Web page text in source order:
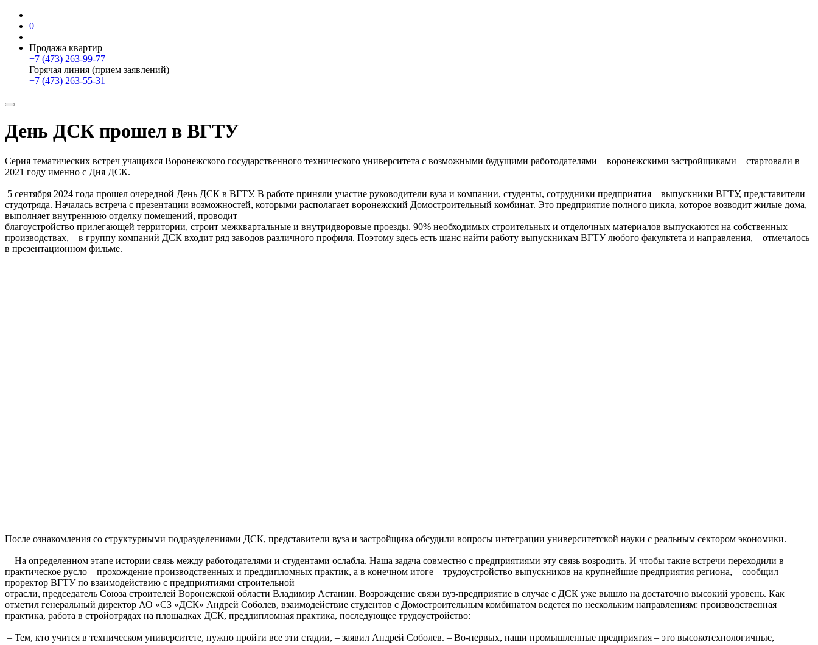
0
Продажа квартир
+7 (473) 263-99-77
Горячая линия (прием заявлений)
+7 (473) 263-55-31
День ДСК прошел в ВГТУ
Серия тематических встреч учащихся Воронежского государственного технического университета с возможными будущими работодателями – воронежскими застройщиками – стартовали в
2021 году именно с Дня ДСК.
5 сентября 2024 года прошел очередной День ДСК в ВГТУ. В работе приняли участие руководители вуза и компании, студенты, сотрудники предприятия – выпускники ВГТУ, представители
студотряда. Началась встреча с презентации возможностей, которыми располагает воронежский Домостроительный комбинат. Это предприятие полного цикла, которое возводит жилые дома,
выполняет внутреннюю отделку помещений, проводит
благоустройство прилегающей территории, строит межквартальные и внутридворовые проезды. 90% необходимых строительных и отделочных материалов выпускаются на собственных
производствах, – в группу компаний ДСК входит ряд заводов различного профиля. Поэтому здесь есть шанс найти работу выпускникам ВГТУ любого факультета и направления, – отмечалось
в презентационном фильме.
После ознакомления со структурными подразделениями ДСК, представители вуза и застройщика обсудили вопросы интеграции университетской науки с реальным сектором экономики.
– На определенном этапе истории связь между работодателями и студентами ослабла. Наша задача совместно с предприятиями эту связь возродить. И чтобы такие встречи переходили в
практическое русло – прохождение производственных и преддипломных практик, а в конечном итоге – трудоустройство выпускников на крупнейшие предприятия региона, – сообщил
проректор ВГТУ по взаимодействию с предприятиями строительной
отрасли, председатель Союза строителей Воронежской области Владимир Астанин. Возрождение связи вуз-предприятие в случае с ДСК уже вышло на достаточно высокий уровень. Как
отметил генеральный директор АО «СЗ «ДСК» Андрей Соболев, взаимодействие студентов с Домостроительным комбинатом ведется по нескольким направлениям: производственная
практика, работа в стройотрядах на площадках ДСК, преддипломная практика, последующее трудоустройство:
– Тем, кто учится в техническом университете, нужно пройти все эти стадии, – заявил Андрей Соболев. – Во-первых, наши промышленные предприятия – это высокотехнологичные,